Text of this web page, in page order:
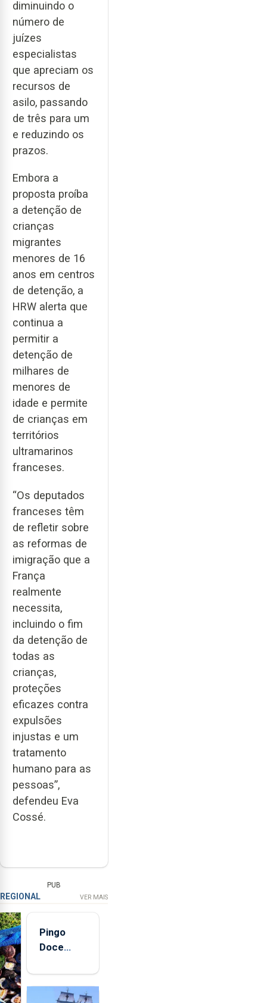
diminuindo o
número de
juízes
especialistas
que apreciam os
recursos de
asilo, passando
de três para um
e reduzindo os
prazos.
Embora a
proposta proíba
a detenção de
crianças
migrantes
menores de 16
anos em centros
de detenção, a
HRW alerta que
continua a
permitir a
detenção de
milhares de
menores de
idade e permite
de crianças em
territórios
ultramarinos
franceses.
“Os deputados
franceses têm
de refletir sobre
as reformas de
imigração que a
França
realmente
necessita,
incluindo o fim
da detenção de
todas as
crianças,
proteções
eficazes contra
expulsões
injustas e um
tratamento
humano para as
pessoas”,
defendeu Eva
Cossé.
PUB
REGIONAL VER MAIS
Pingo
Doce
quinta-
feira nova